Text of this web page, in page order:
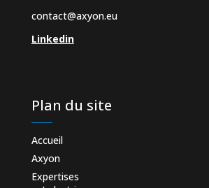
contact@axyon.eu
Linkedin
Plan du site
Accueil
Axyon
Expertises